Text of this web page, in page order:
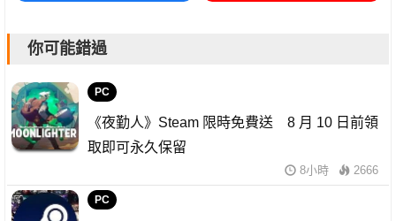
你可能錯過
PC
《夜勤人》Steam 限時免費送 8 月 10 日前領
取即可永久保留
8小時 2666
PC